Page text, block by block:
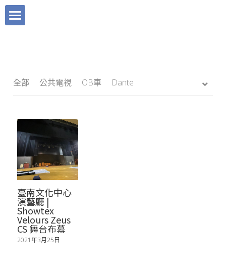
聯絡我們
Instagram
Facebook
廣播電臺
電視臺
藝文中心
多功能廳
媒體服務
資安服務
BLOG
媒體報導｜快訊
產品快訊
工程實績
活動直播
數位媒體
宜沛購物
搜索
繁體中文
繁體中文
全部 公共電視 OB車 Dante
臺南文化中心
演藝廳 |
Showtex
Velours Zeus
CS 舞台布幕
2021年3月25日
Tentacle Sync 章魚哥時碼器
Mevo 直播攝影機
Dante AVIO 轉換器
Clear Com
媒體報導｜快訊
直播活動
數位媒體